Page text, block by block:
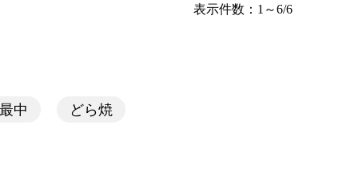
表示件数：1～6/6
最中 どら焼